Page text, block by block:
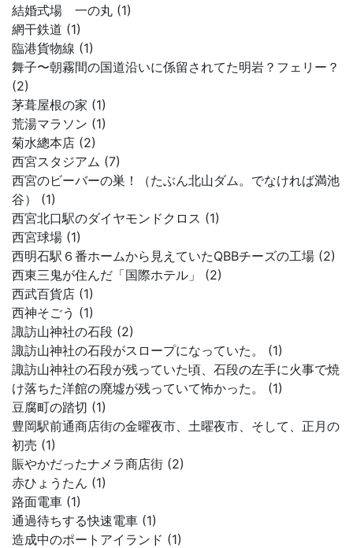
結婚式場 一の丸 (1)
網干鉄道 (1)
臨港貨物線 (1)
舞子〜朝霧間の国道沿いに係留されてた明岩？フェリー？
(2)
茅葺屋根の家 (1)
荒湯マラソン (1)
菊水總本店 (2)
西宮スタジアム (7)
西宮のビーバーの巣！（たぶん北山ダム。でなければ満池
谷） (1)
西宮北口駅のダイヤモンドクロス (1)
西宮球場 (1)
西明石駅６番ホームから見えていたQBBチーズの工場 (2)
西東三鬼が住んだ「国際ホテル」 (2)
西武百貨店 (1)
西神そごう (1)
諏訪山神社の石段 (2)
諏訪山神社の石段がスロープになっていた。 (1)
諏訪山神社の石段が残っていた頃、石段の左手に火事で焼
け落ちた洋館の廃墟が残っていて怖かった。 (1)
豆腐町の踏切 (1)
豊岡駅前通商店街の金曜夜市、土曜夜市、そして、正月の
初売 (1)
賑やかだったナメラ商店街 (2)
赤ひょうたん (1)
路面電車 (1)
通過待ちする快速電車 (1)
造成中のポートアイランド (1)